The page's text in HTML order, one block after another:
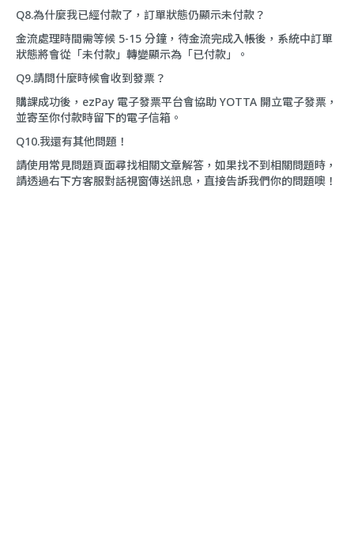
Q8.為什麼我已經付款了，訂單狀態仍顯示未付款？
金流處理時間需等候 5-15 分鐘，待金流完成入帳後，系統中訂單
狀態將會從「未付款」轉變顯示為「已付款」。
Q9.請問什麼時候會收到發票？
購課成功後，ezPay 電子發票平台會協助 YOTTA 開立電子發票，
並寄至你付款時留下的電子信箱。
Q10.我還有其他問題！
請使用常見問題頁面尋找相關文章解答，如果找不到相關問題時，
請透過右下方客服對話視窗傳送訊息，直接告訴我們你的問題噢！